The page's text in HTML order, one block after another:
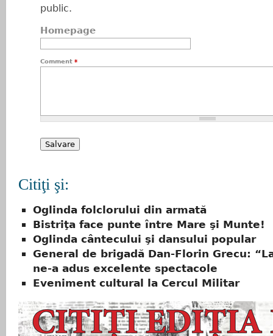
public.
Homepage
Comment *
Citiţi şi:
Oglinda folclorului din armată
Bistriţa face punte între Mare şi Munte!
Oglinda cântecului şi dansului popular
General de brigadă Dan-Florin Grecu:
ne-a adus excelente spectacole
Eveniment cultural la Cercul Militar